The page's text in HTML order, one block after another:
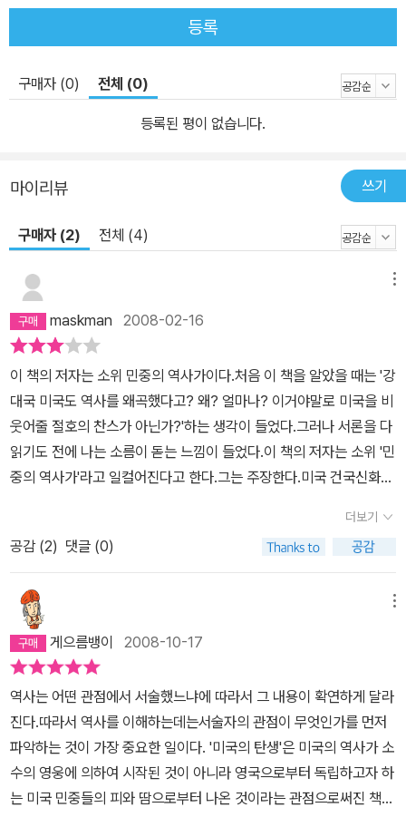
등록
구매자 (0) 전체 (0)
등록된 평이 없습니다.
마이리뷰 쓰기
구매자 (2) 전체 (4)
maskman 2008-02-16
이 책의 저자는 소위 민중의 역사가이다.처음 이 책을 알았을 때는 '강
대국 미국도 역사를 왜곡했다고? 왜? 얼마나? 이거야말로 미국을 비
웃어줄 절호의 찬스가 아닌가?'하는 생각이 들었다.그러나 서론을 다
읽기도 전에 나는 소름이 돋는 느낌이 들었다.이 책의 저자는 소위 '민
중의 역사가'라고 일컬어진다고 한다.그는 주장한다.미국 건국신화에
혼자 이룩한 것이 아니며, 그나마 시간적, 공간적 배경이 모두 꾸며진
것이다. 미국은 민중의 힘에 의해 건국된 것이며, 영웅들은 단지 그들
의 '대표자' 또는 '대변자'일 뿐 지도자가 아니다. 현재의 미국 건국사
는 일련의 시간 경과에 따른 것이 아니라 개인적인 영웅담의 나열이
며 이들을 시간순서로 짜맞춘 것에 불과하다. 만일 미국이 이들 수십
명의 소수에 의해 세워진 나라라면 그들 외의 민중은 꼭두각시였던
가? 건국 초기를 비롯하여 미국이 겪었던 위기 상황에서 가장 필요한
것은 국민의 일치단결이었고, 이를 위해 가장 간단하면서도 효과적인
장치는 바로 영웅이었다.저자는 주장한다.이제는 이런 날조된 역사가
아니라 진정한 사실에 근거한 역사를 되살려 국민 한사람 한사람이
역사의 주인임을 인식시켜 새로운 애국심을 가지게 해야한다.나는 생
각한다.미국은 전쟁을 통해 세워진 나라이고, 전쟁을 통해 강해진 나
더보기
공감 (2) 댓글 (0)
게으름뱅이 2008-10-17
역사는 어떤 관점에서 서술했느냐에 따라서 그 내용이 확연하게 달라
진다.따라서 역사를 이해하는데는서술자의 관점이 무엇인가를 먼저
파악하는 것이 가장 중요한 일이다. '미국의 탄생'은 미국의 역사가 소
수의 영웅에 의하여 시작된 것이 아니라 영국으로부터 독립하고자 하
는 미국 민중들의 피와 땀으로부터 나온 것이라는 관점으로써진 책이